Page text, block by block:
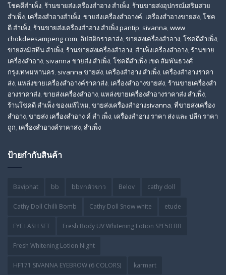
โชคดีสำเพ็ง, ร้านขายส่งเครื่องสําอาง สําเพ็ง, ร้านขายส่งอุปกรณ์เสริมสวย
สําเพ็ง, เครื่องสำอางสำเพ็ง, ขายส่งเครื่องสำอางค์, เครื่องสำอางขายส่ง, โชค
ดี สําเพ็ง, ร้านขายส่งเครื่องสําอาง สําเพ็ง pantip, sivanna, www
chokdeesampeng com, ลิปสติกราคาส่ง, ขายส่งเครื่องสำอาง, โชคดีสำเพ็ง,
ขายส่งมิสทีน สําเพ็ง, ร้านขายส่งเครื่องสำอาง, สําเพ็งเครื่องสําอาง, ร้านขาย
เครื่องสำอาง, sivanna ขายส่ง สําเพ็ง, โชคดีสำเพ็ง เขต สัมพันธวงศ์
กรุงเทพมหานคร, sivanna ขายส่ง, เครื่องสําอาง สําเพ็ง, เครื่องสําอางราคา
ส่ง, แหล่งขายเครื่องสําอางค์ราคาส่ง, เครื่องสําอางขายส่ง, ร้านขายเครื่องสํา
อางราคาส่ง, ขายส่งเครื่องสําอาง, แหล่งขายเครื่องสําอางราคาส่ง สําเพ็ง,
ร้านโชคดี สําเพ็ง ของแท้ไหม, ขายส่งเครื่องสําอางsivanna, ที่ขายส่งเครื่อง
สําอาง, ขายส่ง เครื่องสำอาง ค์ สำ เพ็ง, เครื่องสำอาง ราคา ส่ง และ ปลีก ราคา
ถูก, เครื่องสำอางค์ราคาส่ง, สำเพ็ง
ป้ายกำกับสินค้า
Baviphat bb bbทาตัวขาว Belov cathy doll
Cathy Doll Chilli Bomb Cathy Doll Snow white etude
EYE LASH SET Fresh Body UV Whitening Lotion SPF50 BB
Fresh Whitening Lotion Night
HF171 SIVANNA EYEBROW (6 COLORS) karmart